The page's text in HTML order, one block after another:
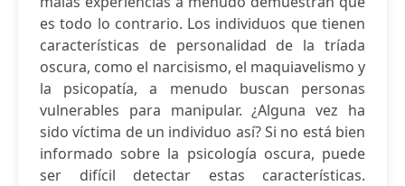
es todo lo contrario. Los individuos que tienen
características de personalidad de la tríada
oscura, como el narcisismo, el maquiavelismo y
la psicopatía, a menudo buscan personas
vulnerables para manipular. ¿Alguna vez ha
sido víctima de un individuo así? Si no está bien
informado sobre la psicología oscura, puede
ser difícil detectar estas características.